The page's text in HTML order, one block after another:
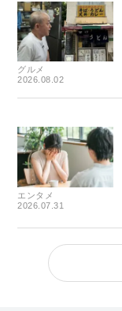
グルメ
2026.08.02
エンタメ
2026.07.31